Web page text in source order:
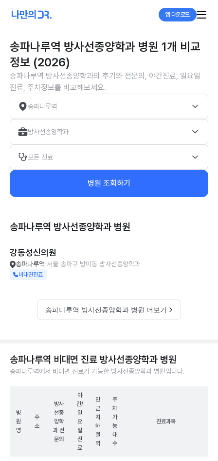
앱 다운로드
송파나루역 방사선종양학과 병원 1개 비교
정보 (2026)
송파나루역 방사선종양학과의 후기와 전문의, 야간진료, 일요일
진료, 주차정보를 비교해보세요.
송파나루역
방사선종양학과
모든 진료
병원 조회하기
송파나루역 방사선종양학과 병원
강동성신의원
송파나루역 서울 송파구 방이동 방사선종양학과
비대면진료
송파나루역 방사선종양학과 병원 더보기
송파나루역 비대면 진료 방사선종양학과 병원
송파나루역에서 비대면 진료가 가능한 방사선종양학과 병원입니다.
병
원
명
주
소
방사
선종
양학
과 전
문의
야
간/
일
요
일
진
료
인
근
지
하
철
역
주
차
가
능
대
수
진료과목